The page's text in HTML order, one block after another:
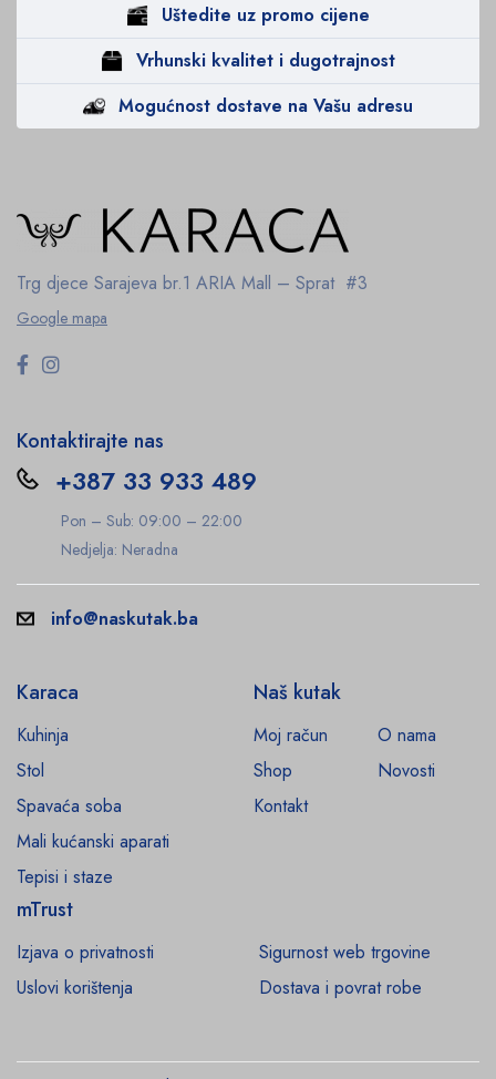
Uštedite uz promo cijene
Vrhunski kvalitet i dugotrajnost
Mogućnost dostave na Vašu adresu
Trg djece Sarajeva br.1 ARIA Mall – Sprat #3
Google mapa
Kontaktirajte nas
+387 33 933 489
Pon – Sub: 09:00 – 22:00
Nedjelja: Neradna
info@naskutak.ba
Karaca
Kuhinja
Stol
Spavaća soba
Mali kućanski aparati
Tepisi i staze
Naš kutak
Moj račun
O nama
Shop
Novosti
Kontakt
mTrust
Izjava o privatnosti
Sigurnost web trgovine
Uslovi korištenja
Dostava i povrat robe